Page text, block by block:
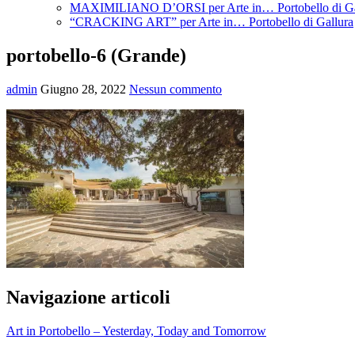
MAXIMILIANO D’ORSI per Arte in… Portobello di
“CRACKING ART” per Arte in… Portobello di Gallura
portobello-6 (Grande)
admin Giugno 28, 2022 Nessun commento
Navigazione articoli
Art in Portobello – Yesterday, Today and Tomorrow